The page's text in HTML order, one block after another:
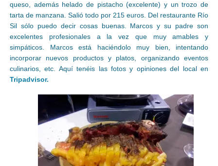
queso, además helado de pistacho (excelente) y un trozo de
tarta de manzana. Salió todo por 215 euros. Del restaurante Río
Sil sólo puedo decir cosas buenas. Marcos y su padre son
excelentes profesionales a la vez que muy amables y
simpáticos. Marcos está haciéndolo muy bien, intentando
incorporar nuevos productos y platos, organizando eventos
culinarios, etc. Aquí tenéis las fotos y opiniones del local en
Tripadvisor.